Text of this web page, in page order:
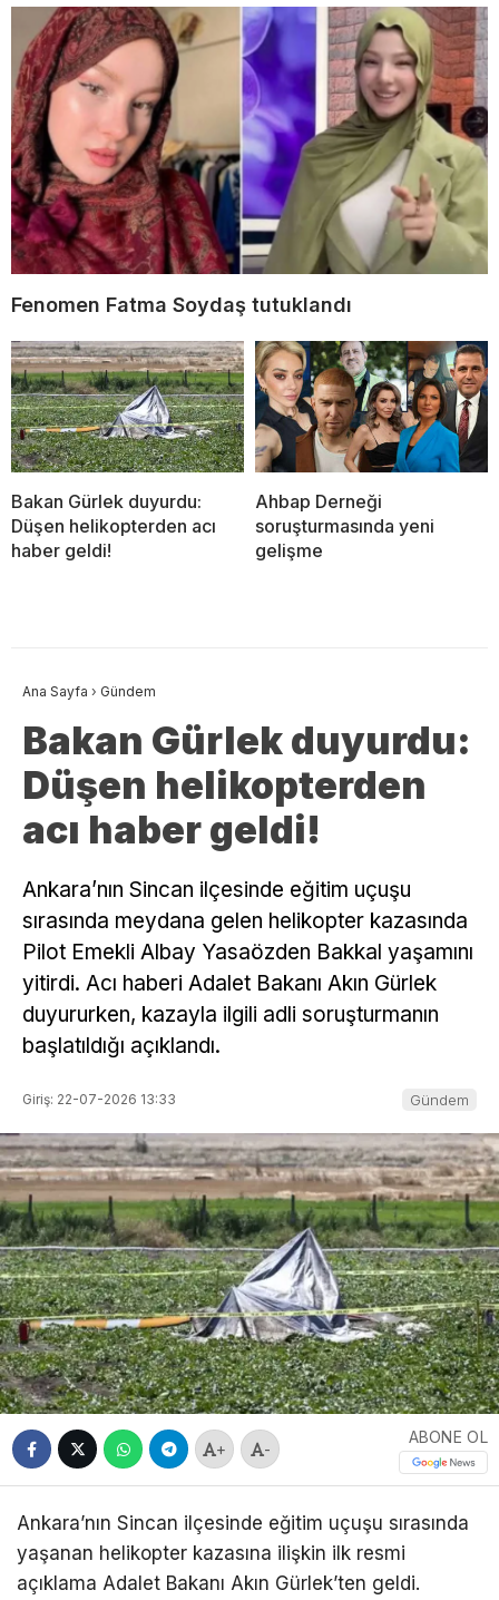
Fenomen Fatma Soydaş tutuklandı
Bakan Gürlek duyurdu:
Düşen helikopterden acı
haber geldi!
Ahbap Derneği
soruşturmasında yeni
gelişme
Ana Sayfa › Gündem
Bakan Gürlek duyurdu:
Düşen helikopterden
acı haber geldi!
Ankara’nın Sincan ilçesinde eğitim uçuşu
sırasında meydana gelen helikopter kazasında
Pilot Emekli Albay Yasaözden Bakkal yaşamını
yitirdi. Acı haberi Adalet Bakanı Akın Gürlek
duyururken, kazayla ilgili adli soruşturmanın
başlatıldığı açıklandı.
Giriş: 22-07-2026 13:33 Gündem
+ -
ABONE OL
Ankara’nın Sincan ilçesinde eğitim uçuşu sırasında
yaşanan helikopter kazasına ilişkin ilk resmi
açıklama Adalet Bakanı Akın Gürlek’ten geldi.